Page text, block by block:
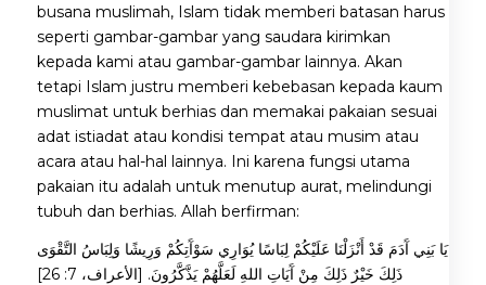
busana muslimah, Islam tidak memberi batasan harus
seperti gambar-gambar yang saudara kirimkan
kepada kami atau gambar-gambar lainnya. Akan
tetapi Islam justru memberi kebebasan kepada kaum
muslimat untuk berhias dan memakai pakaian sesuai
adat istiadat atau kondisi tempat atau musim atau
acara atau hal-hal lainnya. Ini karena fungsi utama
pakaian itu adalah untuk menutup aurat, melindungi
tubuh dan berhias. Allah berfirman:
يَا بَنِي آَدَمَ قَدْ أَنْزَلْنَا عَلَيْكُمْ لِبَاسًا يُوَارِي سَوْآَتِكُمْ وَرِيشًا وَلِبَاسُ التَّقْوَى
ذَلِكَ خَيْرٌ ذَلِكَ مِنْ آَيَاتِ اللهِ لَعَلَّهُمْ يَذَّكَّرُونَ. [الأعراف، 7: 26]